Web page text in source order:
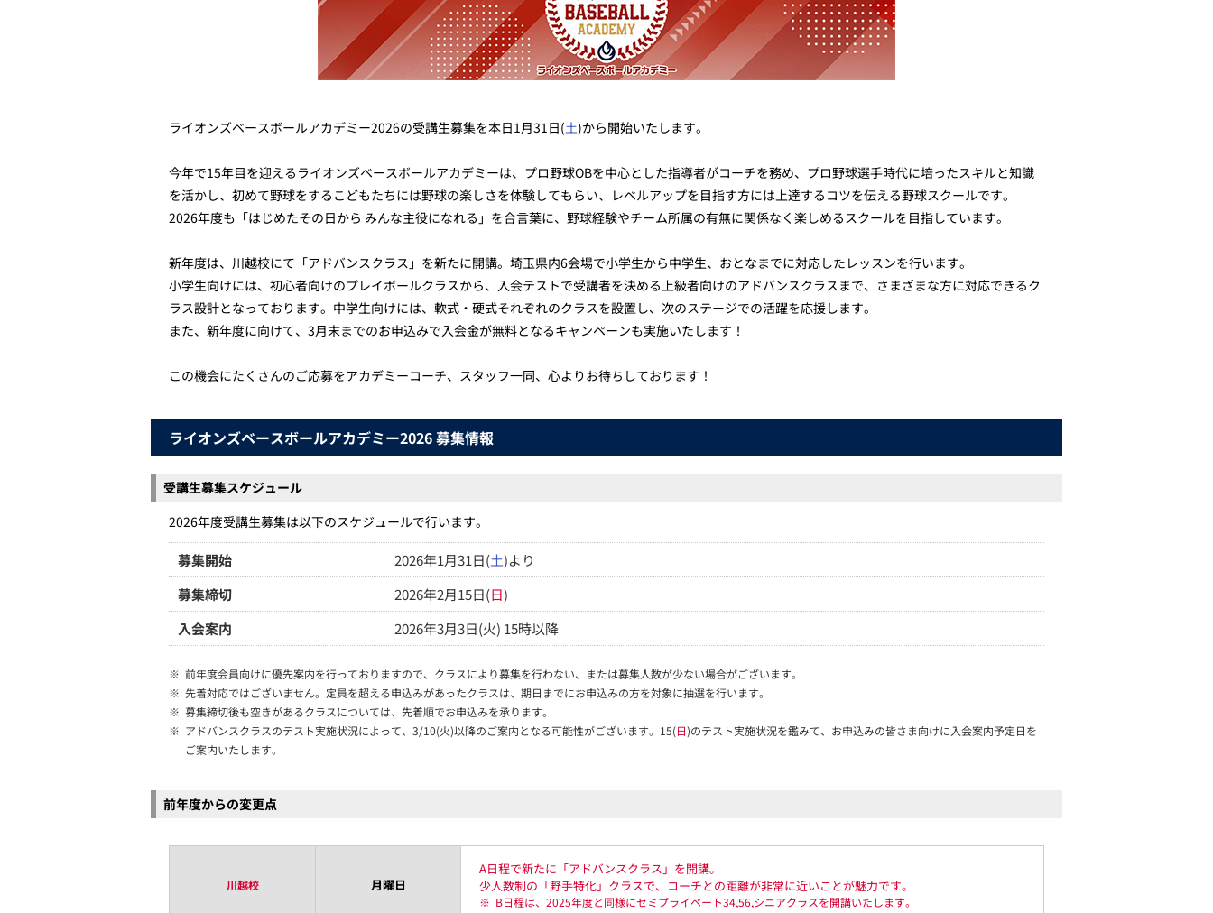
ライオンズベースボールアカデミー2026の受講生募集を本日1月31日(土)から開始いたします。
今年で15年目を迎えるライオンズベースボールアカデミーは、プロ野球OBを中心とした指導者がコーチを務め、プロ野球選手時代に培ったスキルと知識
を活かし、初めて野球をするこどもたちには野球の楽しさを体験してもらい、レベルアップを目指す方には上達するコツを伝える野球スクールです。
2026年度も「はじめたその日から みんな主役になれる」を合言葉に、野球経験やチーム所属の有無に関係なく楽しめるスクールを目指しています。
新年度は、川越校にて「アドバンスクラス」を新たに開講。埼玉県内6会場で小学生から中学生、おとなまでに対応したレッスンを行います。
小学生向けには、初心者向けのプレイボールクラスから、入会テストで受講者を決める上級者向けのアドバンスクラスまで、さまざまな方に対応できるク
ラス設計となっております。中学生向けには、軟式・硬式それぞれのクラスを設置し、次のステージでの活躍を応援します。
また、新年度に向けて、3月末までのお申込みで入会金が無料となるキャンペーンも実施いたします！
この機会にたくさんのご応募をアカデミーコーチ、スタッフ一同、心よりお待ちしております！
ライオンズベースボールアカデミー2026 募集情報
受講生募集スケジュール
2026年度受講生募集は以下のスケジュールで行います。
募集開始 2026年1月31日(土)より
募集締切
2026年2月15日(日)
入会案内
2026年3月3日(火) 15時以降
※ 前年度会員向けに優先案内を行っておりますので、クラスにより募集を行わない、または募集人数が少ない場合がございます。
※ 先着対応ではございません。定員を超える申込みがあったクラスは、期日までにお申込みの方を対象に抽選を行います。
※ 募集締切後も空きがあるクラスについては、先着順でお申込みを承ります。
※ アドバンスクラスのテスト実施状況によって、3/10(火)以降のご案内となる可能性がございます。15(日)のテスト実施状況を鑑みて、お申込みの皆さま向けに入会案内予定日を
ご案内いたします。
前年度からの変更点
川越校 月曜日
A日程で新たに「アドバンスクラス」を開講。
少人数制の「野手特化」クラスで、コーチとの距離が非常に近いことが魅力です。
※ B日程は、2025年度と同様にセミプライベート34,56,シニアクラスを開講いたします。